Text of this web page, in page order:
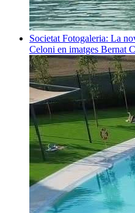
Societat Fotogaleria: La
Celoni en imatges Bernat